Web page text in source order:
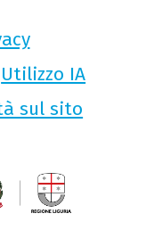
Utilizzo IA
sul sito